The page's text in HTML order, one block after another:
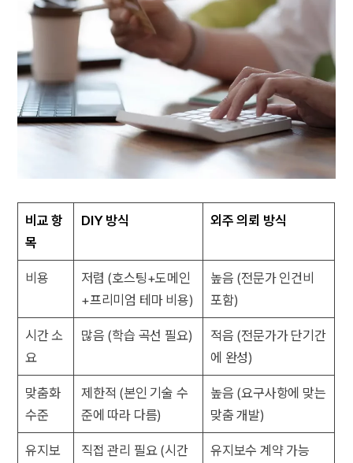
비교 항
목
DIY 방식 외주 의뢰 방식
비용
저렴 (호스팅+도메인
+프리미엄 테마 비용)
높음 (전문가 인건비
포함)
시간 소
요
많음 (학습 곡선 필요)
적음 (전문가가 단기간
에 완성)
맞춤화
수준
제한적 (본인 기술 수
준에 따라 다름)
높음 (요구사항에 맞는
맞춤 개발)
유지보
직접 관리 필요 (시간
유지보수 계약 가능